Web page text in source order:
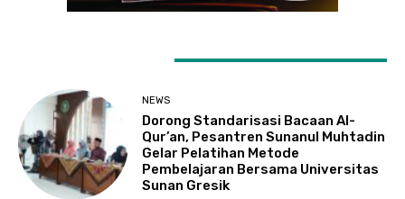
NEWS
Dorong Standarisasi Bacaan Al-
Qur’an, Pesantren Sunanul Muhtadin
Gelar Pelatihan Metode
Pembelajaran Bersama Universitas
Sunan Gresik